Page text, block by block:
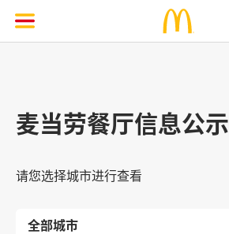
麦当劳餐厅信息公示
请您选择城市进行查看